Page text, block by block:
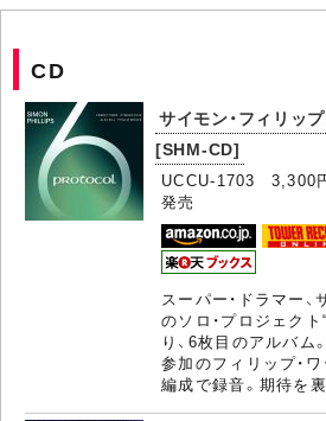
CD
サイモン・フィリッ
[SHM-CD]
UCCU-1703 3,300円
発売
スーパー・ドラマー
のソロ・プロジェク
り、6枚目のアルバム
参加のフィリップ・ワ
編成で録音。期待を